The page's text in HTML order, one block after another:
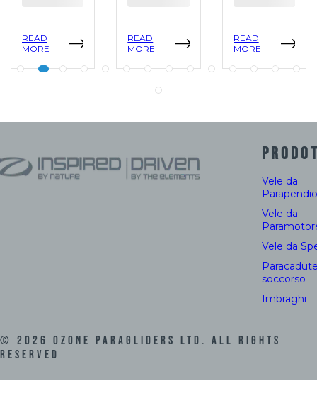
READ
MORE
READ
MORE
READ
MORE
Vele da
Parapendio
Vele da
Vele da
soccorso
Imbraghi
© 2026 Ozone Paragliders LTD. All Rights
Reserved